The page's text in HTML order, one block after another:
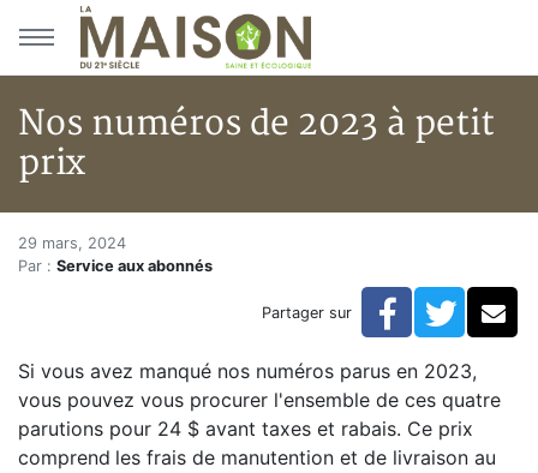
Aller au menu principal
Aller au contenu principal
Nos numéros de 2023 à petit
prix
Accueil
Articles
Nos numéros de 2023 à petit
29 mars, 2024
Par : Service aux abonnés
Partager sur Facebook
Si vous avez manqué nos numéros parus en 2023,
vous pouvez vous procurer l'ensemble de ces quatre
parutions pour 24 $ avant taxes et rabais. Ce prix
comprend les frais de manutention et de livraison au